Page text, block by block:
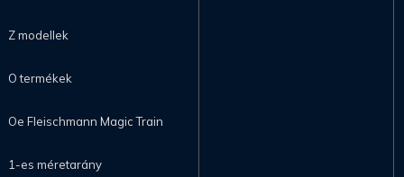
Z modellek
O termékek
Oe Fleischmann Magic Train
1-es méretarány